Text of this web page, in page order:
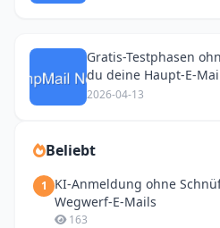
Gratis-Testphasen
du deine Haupt-E-
2026-04-13
Beliebt
1
KI-Anmeldung ohne
Wegwerf-E-Mails
163